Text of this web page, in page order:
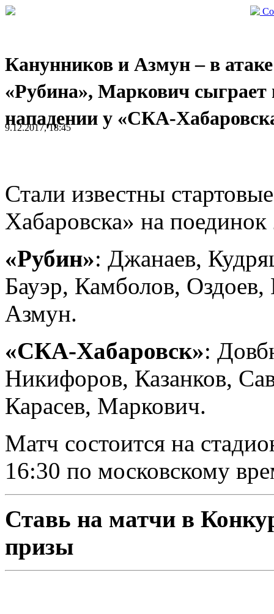
Канунников и Азмун – в атаке
«Рубина», Маркович сыграет
нападении у «СКА-
9.12.2017, 18:45
Стали известны
Хабаровска» на
«Рубин»: Джанаев,
Бауэр, Камболов,
Азмун.
«СКА-Хабаровск»:
Никифоров, Казанков,
Карасев, Маркович.
Матч состоится на
16:30 по московскому
Ставь на матчи в
призы